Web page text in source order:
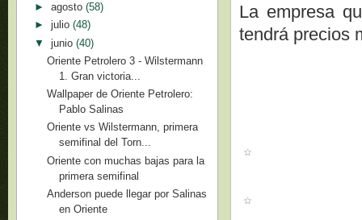
La empresa
tendrá precios
► agosto (58)
► julio (48)
▼ junio (40)
Oriente Petrolero 3 - Wilstermann
1. Gran victoria...
Wallpaper de Oriente Petrolero:
Pablo Salinas
Oriente vs Wilstermann, primera
semifinal del Torn...
Oriente con muchas bajas para la
primera semifinal
Anderson puede llegar por Salinas
en Oriente